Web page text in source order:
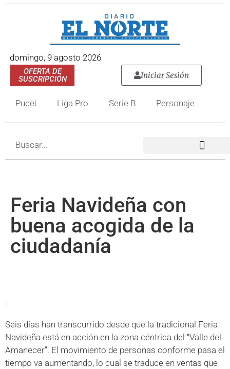
domingo, 9 agosto 2026
OFERTA DE
SUSCRIPCIÓN
Iniciar Sesión
Pucei Liga Pro Serie B Personaje
Feria Navideña con
buena acogida de la
ciudadanía
.
Seis días han transcurrido desde que la tradicional Feria
Navideña está en acción en la zona céntrica del “Valle del
Amanecer”. El movimiento de personas conforme pasa el
tiempo va aumentando, lo cual se traduce en ventas que